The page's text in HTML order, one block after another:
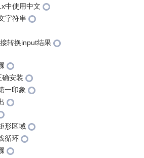
中使用中文
字符串
转换input结果
安装
一印象
形区域
循环